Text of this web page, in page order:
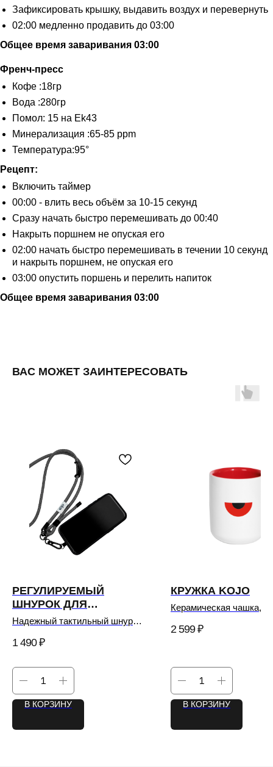
Зафиксировать крышку, выдавить воздух и перевернуть
02:00 медленно продавить до 03:00
Общее время заваривания 03:00
Френч-пресс
Кофе :18гр
Вода :280гр
Помол: 15 на Ek43
Минерализация :65-85 ppm
Температура:95°
Рецепт:
Включить таймер
00:00 - влить весь объём за 10-15 секунд
Сразу начать быстро перемешивать до 00:40
Накрыть поршнем не опуская его
02:00 начать быстро перемешивать в течении 10 секунд
и накрыть поршнем, не опуская его
03:00 опустить поршень и перелить напиток
Общее время заваривания 03:00
ВАС МОЖЕТ ЗАИНТЕРЕСОВАТЬ
РЕГУЛИРУЕМЫЙ
ШНУРОК ДЛЯ
ТЕЛЕФОНА KOJO
Надежный тактильный шнурок
1 490 ₽
В КОРЗИНУ
КРУЖКА KOJO
Керамическая чашка,
2 599 ₽
В КОРЗИНУ
Политика обработки персональных данных
+7 800 234 2882
КАТАЛОГ
Москва, Фудмолл «ТРИ ВОКЗАЛА Депо»,
Новорязанская ул., 23, стр. 1
КОФЕЙНЯ
телефон
info@kojocoffee.ru
мы в соцсетях
e-mail